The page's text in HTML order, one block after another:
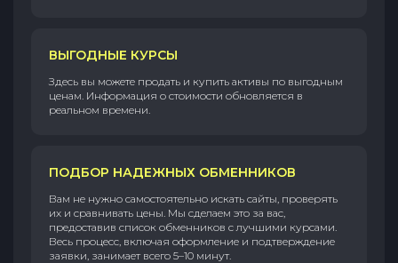
ВЫГОДНЫЕ КУРСЫ
Здесь вы можете продать и купить активы по выгодным
ценам. Информация о стоимости обновляется в
реальном времени.
ПОДБОР НАДЕЖНЫХ ОБМЕННИКОВ
Вам не нужно самостоятельно искать сайты, проверять
их и сравнивать цены. Мы сделаем это за вас,
предоставив список обменников с лучшими курсами.
Весь процесс, включая оформление и подтверждение
заявки, занимает всего 5–10 минут.